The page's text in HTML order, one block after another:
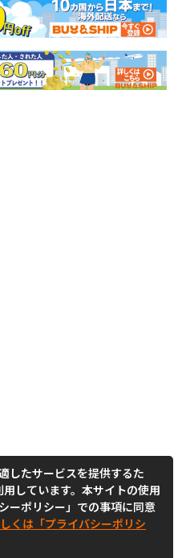
したサービスを提供するた
しています。本サイトの使用
ーポリシー」での事項に同意
くは「プライバシーポリシ